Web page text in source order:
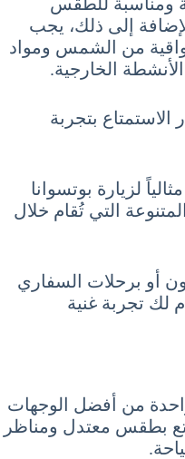
إلى ذلك، يجب
من الشمس ومواد
الخارجية.
الاستمتاع بتجربة
لزيارة بوتسوانا
التي تُقام خلال
أو برحلات السفاري
لك تجربة غنية
من أفضل الوجهات
بطقس معتدل ومناظر